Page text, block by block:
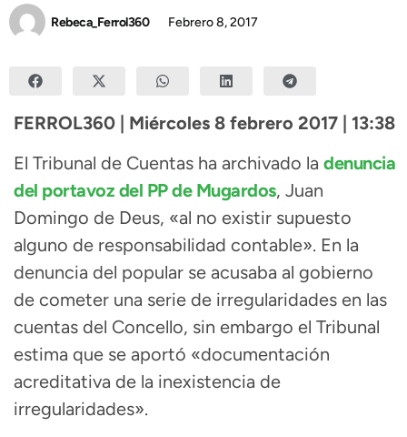
Rebeca_Ferrol360 Febrero 8, 2017
FERROL360 | Miércoles 8 febrero 2017 | 13:38
El Tribunal de Cuentas ha archivado la denuncia
del portavoz del PP de Mugardos, Juan
Domingo de Deus, «al no existir supuesto
alguno de responsabilidad contable». En la
denuncia del popular se acusaba al gobierno
de cometer una serie de irregularidades en las
cuentas del Concello, sin embargo el Tribunal
estima que se aportó «documentación
acreditativa de la inexistencia de
irregularidades».